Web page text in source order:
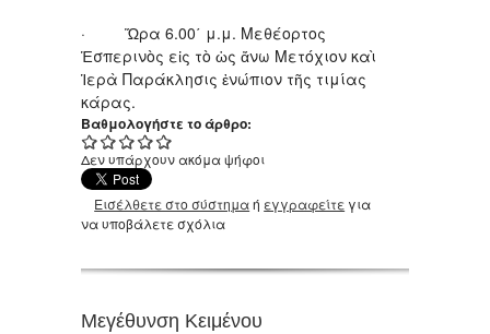
· Ὥρα 6.00΄ μ.μ. Μεθέορτος
Ἑσπερινὸς εἰς τὸ ὡς ἄνω Μετόχιον καὶ
Ἱερὰ Παράκλησις ἐνώπιον τῆς τιμίας
κάρας.
Βαθμολογήστε το άρθρο:
Δεν υπάρχουν ακόμα ψήφοι
Εισέλθετε στο σύστημαή εγγραφείτε για
να υποβάλετε σχόλια
Μεγέθυνση Κειμένου